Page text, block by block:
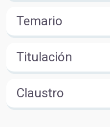
Temario
Titulación
Claustro